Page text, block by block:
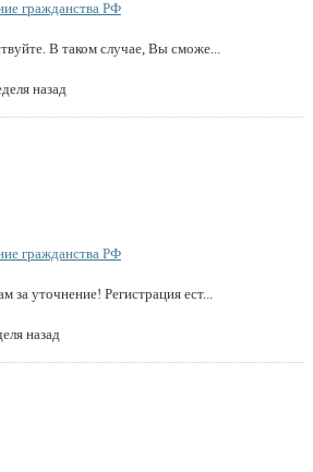
гражданства РФ
В таком случае, Вы сможе...
назад
гражданства РФ
уточнение! Регистрация ест...
назад